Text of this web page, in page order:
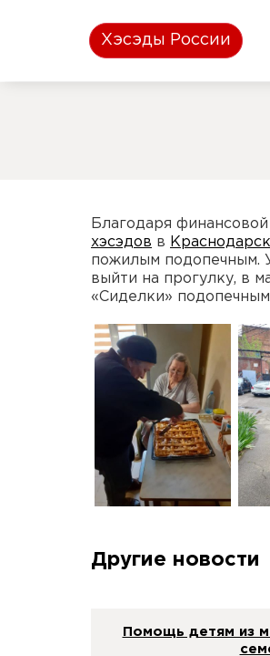
Хэсэды России
Благодаря
хэсэдов в
пожилым подопечным.
выйти на прогулку, в
«Сиделки»
Другие новости
Помощь детям из